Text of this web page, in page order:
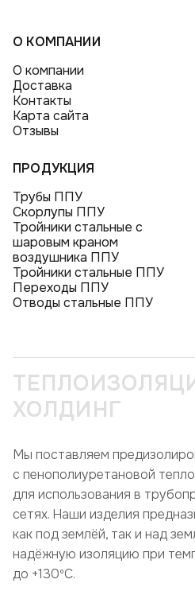
О КОМПАНИИ
О компании
Доставка
Контакты
Карта сайта
Отзывы
ПРОДУКЦИЯ
Трубы ППУ
Скорлупы ППУ
Тройники стальные с
шаровым краном
воздушника ППУ
Тройники стальные ППУ
Переходы ППУ
Отводы стальные ППУ
ХОЛДИНГ
Мы поставляем
с пенополиуретановой
для использования в
сетях. Наши изделия
как под землёй, так и над
надёжную изоляцию при
до +130ºC.